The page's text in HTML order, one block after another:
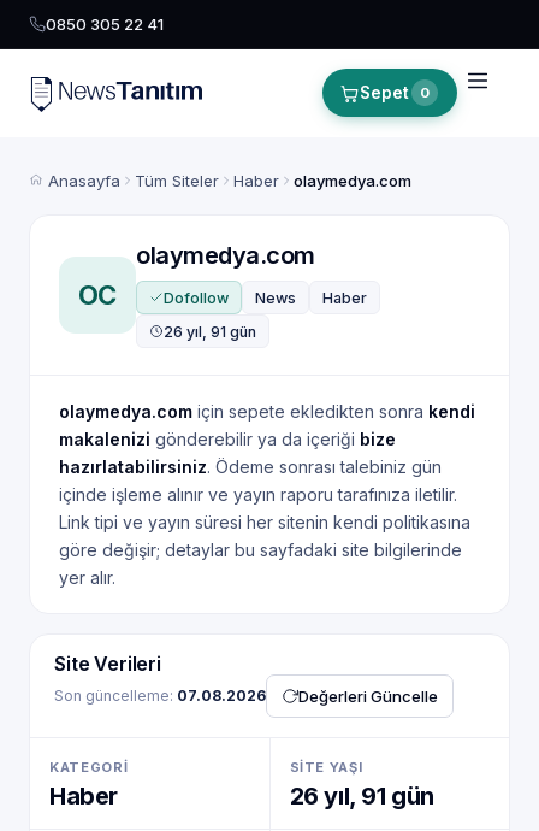
0850 305 22 41
Sepet 0
Anasayfa Tüm Siteler Haber olaymedya.com
OC
olaymedya.com
Dofollow News
Haber
26 yıl, 91 gün
olaymedya.com için sepete ekledikten sonra kendi
makalenizi gönderebilir ya da içeriği bize
hazırlatabilirsiniz. Ödeme sonrası talebiniz gün
içinde işleme alınır ve yayın raporu tarafınıza iletilir.
Link tipi ve yayın süresi her sitenin kendi politikasına
göre değişir; detaylar bu sayfadaki site bilgilerinde
yer alır.
Site Verileri
Son güncelleme: 07.08.2026 Değerleri Güncelle
KATEGORI
Haber
SITE YAŞI
26 yıl, 91 gün